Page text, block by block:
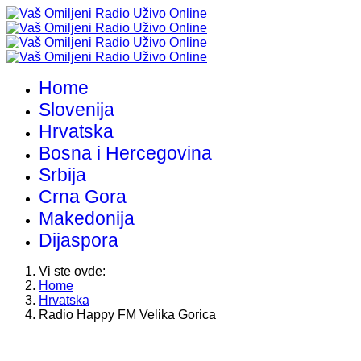
Home
Slovenija
Hrvatska
Bosna i Hercegovina
Srbija
Crna Gora
Makedonija
Dijaspora
Vi ste ovde:
Home
Hrvatska
Radio Happy FM Velika Gorica